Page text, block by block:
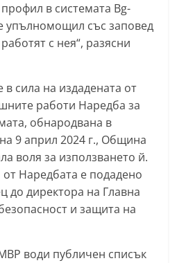
в системата Bg-
упълномощил със заповед
с нея“, разясни
в сила на издадената от
работи Наредба за
обнародвана в
9 април 2024 г., Община
воля за използването й.
от Наредбата е подадено
до директора на Главна
и защита на
води публичен списък